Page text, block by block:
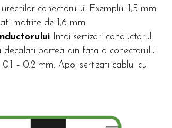
conectorului. Exemplu: 1,5 mm
matrite de 1,6 mm
Intai sertizari conductorul.
decalati partea din fata a conectorului
– 0.2 mm. Apoi sertizati cablul cu